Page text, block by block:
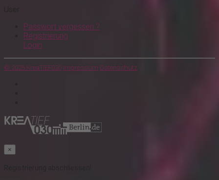
Passwort vergessen ?
Registrierung
Login
© 2026 KreaTIEF030 Impressum Datenschutz
×